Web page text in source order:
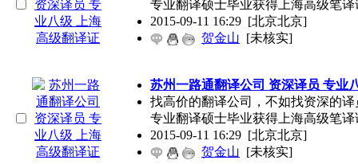
专业翻译硕士毕业获得上海高级笔译
2015-09-11 16:29 [北京北京]
贺金山 [未核实]
苏州一路通翻译公司 资深译员 专业
找高价的翻译公司，不如找资深的
专业翻译硕士毕业获得上海高级笔译
2015-09-11 16:29 [北京北京]
贺金山 [未核实]